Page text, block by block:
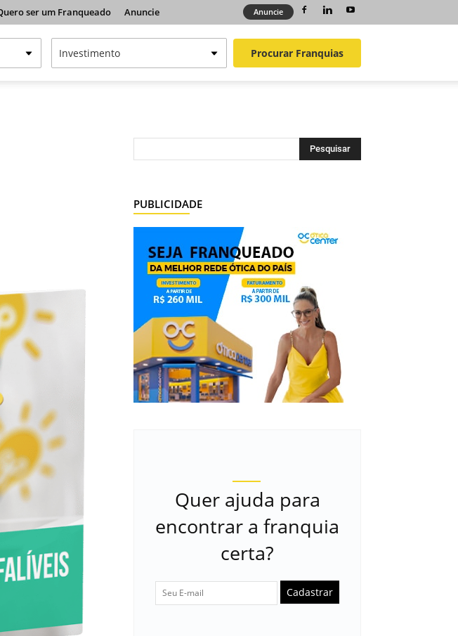
ser um Franqueado Anuncie Anuncie
Procurar Franquias
PUBLICIDADE
Quer ajuda para
encontrar a franquia
certa?
Cadastrar